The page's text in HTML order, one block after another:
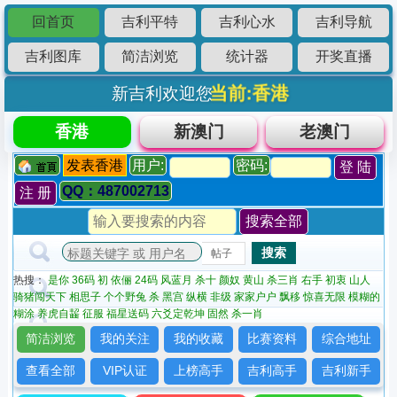
回首页 吉利平特 吉利心水 吉利导航
吉利图库 简洁浏览 统计器 开奖直播
新吉利欢迎您当前:香港
香港 新澳门 老澳门
发表香港 用户:
密码:
QQ：487002713
帖子 搜索
热搜：是你 36码 初 依俪 24码 风蓝月 杀十 颜奴 黄山 杀三肖 右手 初衷 山人
骑猪闯天下 相思子 个个野兔 杀 黑宫 纵横 非级 家家户户 飘移 惊喜无限 模糊的
糊涂 养虎自齧 征服 福星送码 六爻定乾坤 固然 杀一肖
简洁浏览 我的关注 我的收藏 比赛资料 综合地址
查看全部 VIP认证 上榜高手 吉利高手 吉利新手